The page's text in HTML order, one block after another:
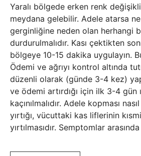
Yaralı bölgede erken renk
meydana gelebilir. Adele atarsa ne
gerginliğine neden olan herhangi
durdurulmalıdır. Kası çektikten
bölgeye 10-15 dakika uygulayın.
Ödemi ve ağrıyı kontrol altında
düzenli olarak (günde 3-4 kez)
ve ödemi artırdığı için ilk 3-4 gün
kaçınılmalıdır. Adele kopması
yırtığı, vücuttaki kas liflerinin
yırtılmasıdır. Semptomlar